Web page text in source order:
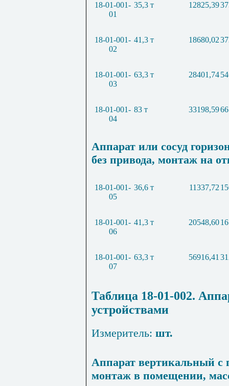
18-01-001-
01
35,3 т 12825,39
18-01-001-
02
41,3 т 18680,02
18-01-001-
03
63,3 т 28401,74
18-01-001-
04
83 т 33198,59
Аппарат или сосуд
без привода, монтаж на
18-01-001-
05
36,6 т 11337,72
18-01-001-
06
41,3 т 20548,60
18-01-001-
07
63,3 т 56916,41
Таблица 18-01-002.
устройствами
Измеритель: шт.
Аппарат вертикальный
монтаж в помещении,